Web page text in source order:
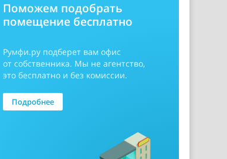
Поможем подобрать
помещение бесплатно
Румфи.ру подберет вам офис
от собственника. Мы не агентство,
это бесплатно и без комиссии.
Подробнее